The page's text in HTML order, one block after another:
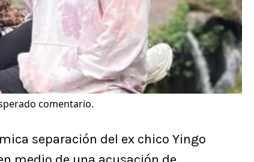
comentario.
separación del ex chico Yingo